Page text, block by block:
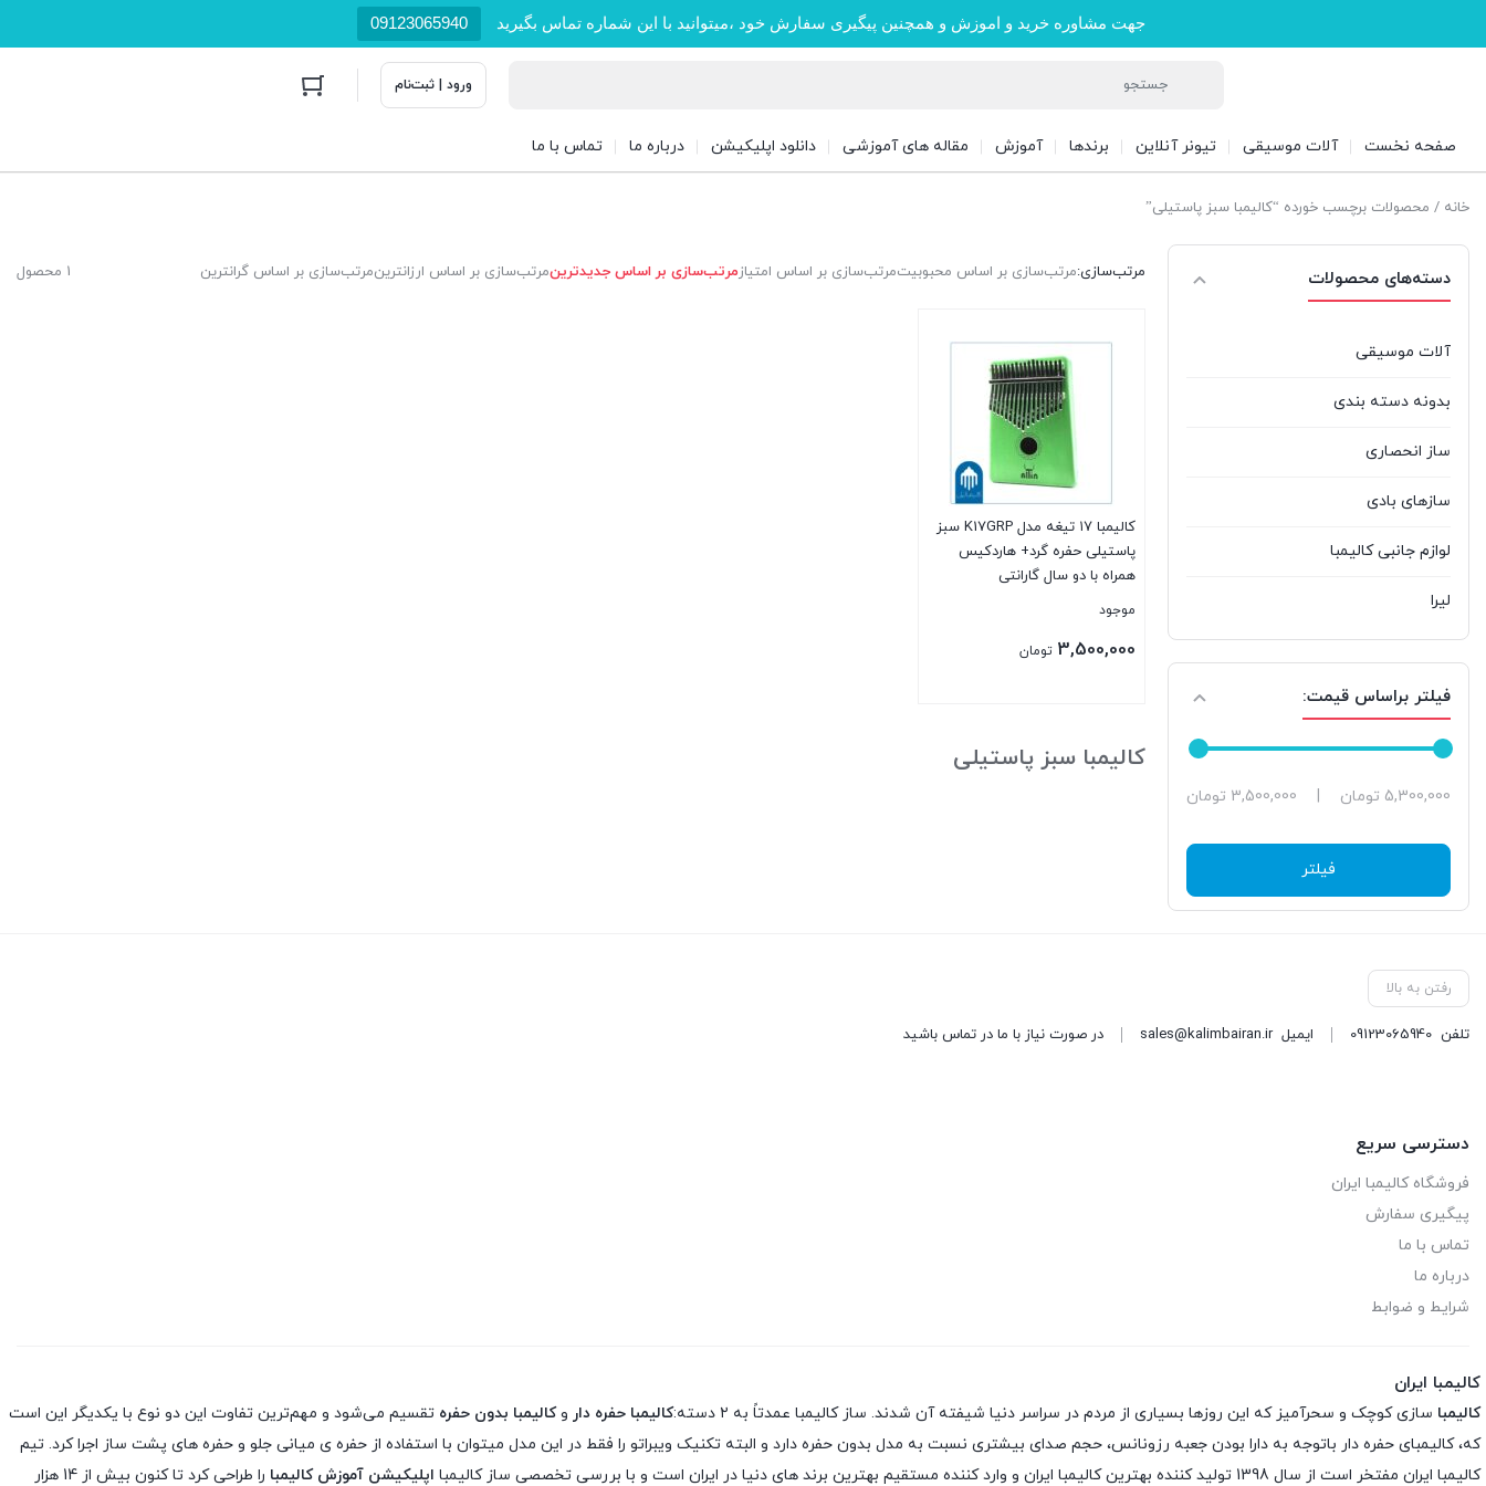
جهت مشاوره خرید و اموزش و همچنین پیگیری سفارش خود ،میتوانید با این شماره تماس بگیرید 09123065940
ورود | ثبت‌نام
صفحه نخست آلات موسیقی تیونر آنلاین برندها آموزش مقاله های آموزشی دانلود اپلیکیشن درباره ما تماس با ما
خانه / محصولات برچسب خورده “کالیمبا سبز پاستیلی”
دسته‌های محصولات
آلات موسیقی
بدونه دسته بندی
ساز انحصاری
سازهای بادی
لوازم جانبی کالیمبا
لیرا
فیلتر براساس قیمت:
حداقل
حداکثر
3,500,000 تومان | 5,300,000 تومان
فیلتر
1 محصول مرتب‌سازی:مرتب‌سازی بر اساس محبوبیتمرتب‌سازی بر اساس امتیازمرتب‌سازی بر اساس جدیدترینمرتب‌سازی بر اساس ارزانترینمرتب‌سازی بر اساس گرانترین
کالیمبا ۱۷ تیغه مدل K17GRP سبز
پاستیلی حفره گرد+ هاردکیس
همراه با دو سال گارانتی
موجود
3,500,000 تومان
کالیمبا سبز پاستیلی
رفتن به بالا
تلفن 09123065940 ایمیلsales@kalimbairan.ir در صورت نیاز با ما در تماس باشید
دسترسی سریع
فروشگاه کالیمبا ایران
پیگیری سفارش
تماس با ما
درباره ما
شرایط و ضوابط
کالیمبا ایران
کالیمبا سازی کوچک و سحرآمیز که این روزها بسیاری از مردم در سراسر دنیا شیفته آن شدند. ساز کالیمبا عمدتاً به ۲ دسته: کالیمبا حفره دار وکالیمبا بدون حفره تقسیم می‌شود و مهم‌ترین تفاوت این دو نوع با یکدیگر این است
که، کالیمبای حفره دار باتوجه به دارا بودن جعبه رزونانس، حجم صدای بیشتری نسبت به مدل بدون حفره دارد و البته تکنیک ویبراتو را فقط در این مدل میتوان با استفاده از حفره ی میانی جلو و حفره های پشت ساز اجرا کرد. تیم
کالیمبا ایران مفتخر است از سال 1398 تولید کننده بهترین کالیمبا ایران و وارد کننده مستقیم بهترین برند های دنیا در ایران است و با بررسی تخصصی ساز کالیمبا
اپلیکیشن آموزش کالیمبا را طراحی کرد تا کنون بیش از 14 هزار